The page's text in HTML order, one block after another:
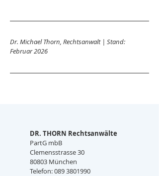
Dr. Michael Thorn, Rechtsanwalt | Stand:
Februar 2026
DR. THORN Rechtsanwälte
PartG mbB
Clemensstrasse 30
80803 München
Telefon: 089 3801990